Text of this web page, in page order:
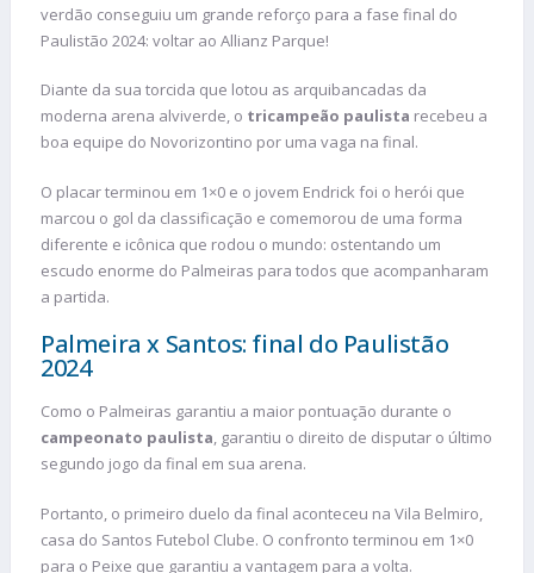
verdão conseguiu um grande reforço para a fase final do
Paulistão 2024: voltar ao Allianz Parque!
Diante da sua torcida que lotou as arquibancadas da
moderna arena alviverde, o tricampeão paulista recebeu a
boa equipe do Novorizontino por uma vaga na final.
O placar terminou em 1×0 e o jovem Endrick foi o herói que
marcou o gol da classificação e comemorou de uma forma
diferente e icônica que rodou o mundo: ostentando um
escudo enorme do Palmeiras para todos que acompanharam
a partida.
Palmeira x Santos: final do Paulistão
2024
Como o Palmeiras garantiu a maior pontuação durante o
campeonato paulista, garantiu o direito de disputar o último
segundo jogo da final em sua arena.
Portanto, o primeiro duelo da final aconteceu na Vila Belmiro,
casa do Santos Futebol Clube. O confronto terminou em 1×0
para o Peixe que garantiu a vantagem para a volta.